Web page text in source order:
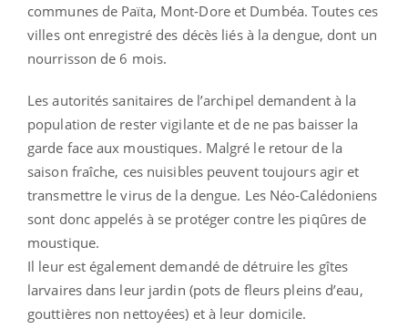
communes de Païta, Mont-Dore et Dumbéa. Toutes ces
villes ont enregistré des décès liés à la dengue, dont un
nourrisson de 6 mois.
Les autorités sanitaires de l’archipel demandent à la
population de rester vigilante et de ne pas baisser la
garde face aux moustiques. Malgré le retour de la
saison fraîche, ces nuisibles peuvent toujours agir et
transmettre le virus de la dengue. Les Néo-Calédoniens
sont donc appelés à se protéger contre les piqûres de
moustique.
Il leur est également demandé de détruire les gîtes
larvaires dans leur jardin (pots de fleurs pleins d’eau,
gouttières non nettoyées) et à leur domicile.